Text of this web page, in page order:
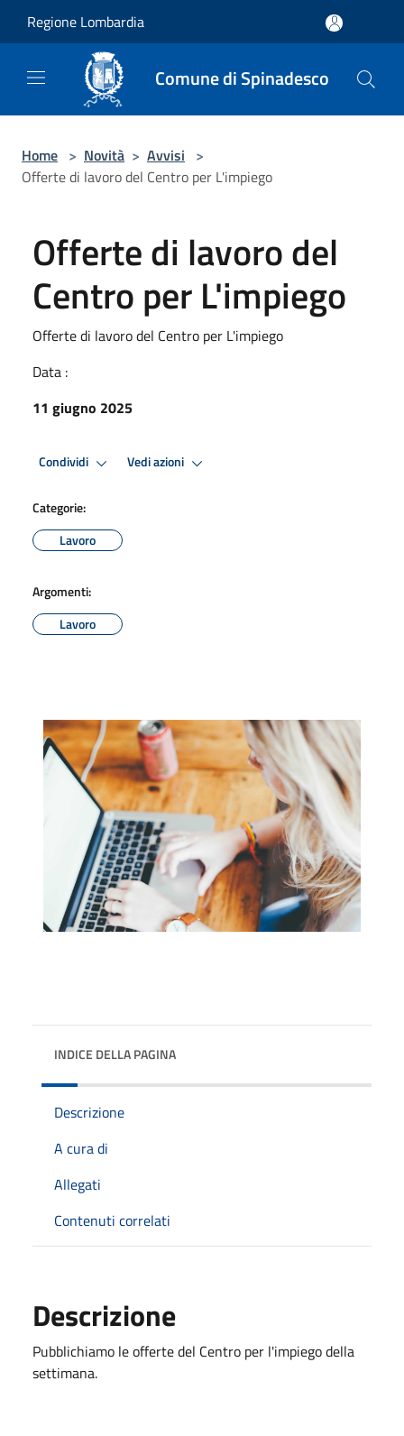
Regione Lombardia
Comune di Spinadesco
Home > Novità > Avvisi >
Offerte di lavoro del Centro per L'impiego
Offerte di lavoro del
Centro per L'impiego
Offerte di lavoro del Centro per L'impiego
Data :
11 giugno 2025
Condividi Vedi azioni
Categorie:
Lavoro
Argomenti:
Lavoro
INDICE DELLA PAGINA
Descrizione
A cura di
Allegati
Contenuti correlati
Descrizione
Pubblichiamo le offerte del Centro per l'impiego della
settimana.